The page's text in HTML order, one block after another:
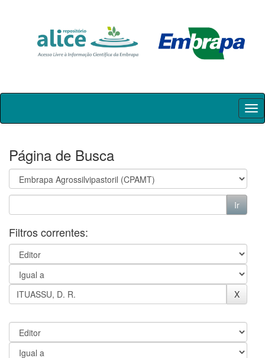
Skip
Página de Busca
Filtros correntes: